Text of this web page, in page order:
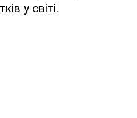
у світі.